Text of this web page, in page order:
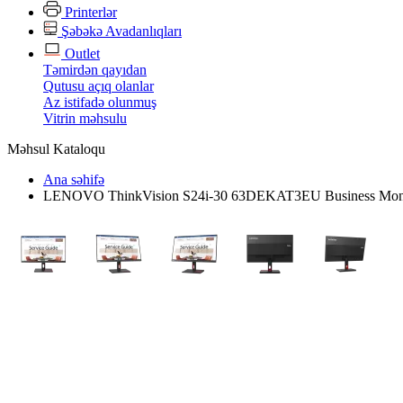
Printerlər
Şəbəkə Avadanlıqları
Outlet
Təmirdən qayıdan
Qutusu açıq olanlar
Az istifadə olunmuş
Vitrin məhsulu
Məhsul Kataloqu
Ana səhifə
LENOVO ThinkVision S24i-30 63DEKAT3EU Business